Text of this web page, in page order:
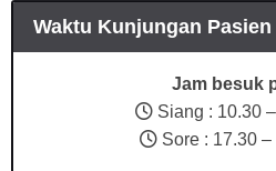
Waktu Kunjungan Pasien
Jam besuk
Siang : 10.30
Sore : 17.30 –